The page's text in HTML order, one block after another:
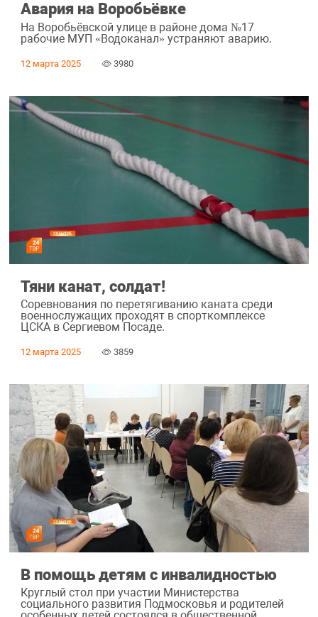
Авария на Воробьёвке
На Воробьёвской улице в районе дома №17
рабочие МУП «Водоканал» устраняют аварию.
12 марта 2025 3980
Тяни канат, солдат!
Соревнования по перетягиванию каната среди
военнослужащих проходят в спорткомплексе
ЦСКА в Сергиевом Посаде.
12 марта 2025 3859
В помощь детям с инвалидностью
Круглый стол при участии Министерства
социального развития Подмосковья и родителей